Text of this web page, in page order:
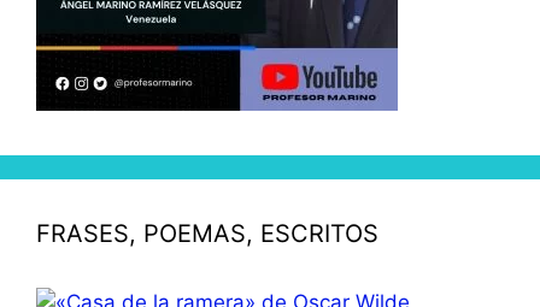
FRASES, POEMAS, ESCRITOS